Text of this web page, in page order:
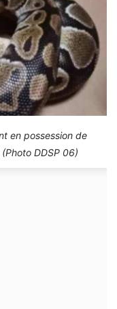
en possession de
DDSP 06)